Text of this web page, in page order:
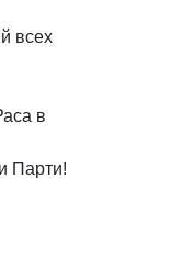
всех
в
Парти!